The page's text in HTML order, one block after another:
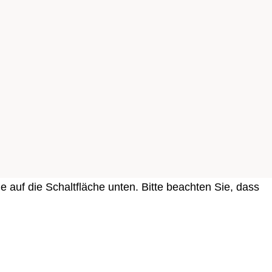
auf die Schaltfläche unten. Bitte beachten Sie, dass